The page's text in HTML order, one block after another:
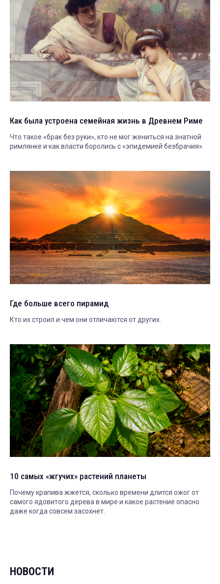
Как была устроена семейная жизнь в Древнем Риме
Что такое «брак без руки», кто не мог жениться на знатной
римлянке и как власти боролись с «эпидемией безбрачия».
Где больше всего пирамид
Кто их строил и чем они отличаются от других.
10 самых «жгучих» растений планеты
Почему крапива жжется, сколько времени длится ожог от
самого ядовитого дерева в мире и какое растение опасно
даже когда совсем засохнет.
НОВОСТИ